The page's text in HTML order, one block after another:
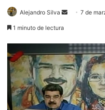
Alejandro Silva
Send7 de
1 minuto de lectura